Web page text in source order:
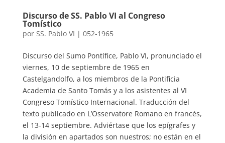
Discurso de SS. Pablo VI al Congreso
Tomístico
por SS. Pablo VI | 052-1965
Discurso del Sumo Pontífice, Pablo VI, pronunciado el
viernes, 10 de septiembre de 1965 en
Castelgandolfo, a los miembros de la Pontificia
Academia de Santo Tomás y a los asistentes al VI
Congreso Tomístico Internacional. Traducción del
texto publicado en L’Osservatore Romano en francés,
el 13-14 septiembre. Adviértase que los epígrafes y
la división en apartados son nuestros; no están en el